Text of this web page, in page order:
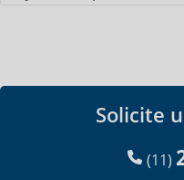
Solicite
(11)